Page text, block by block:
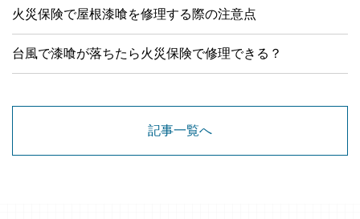
火災保険で屋根漆喰を修理する際の注意点
台風で漆喰が落ちたら火災保険で修理できる？
記事一覧へ